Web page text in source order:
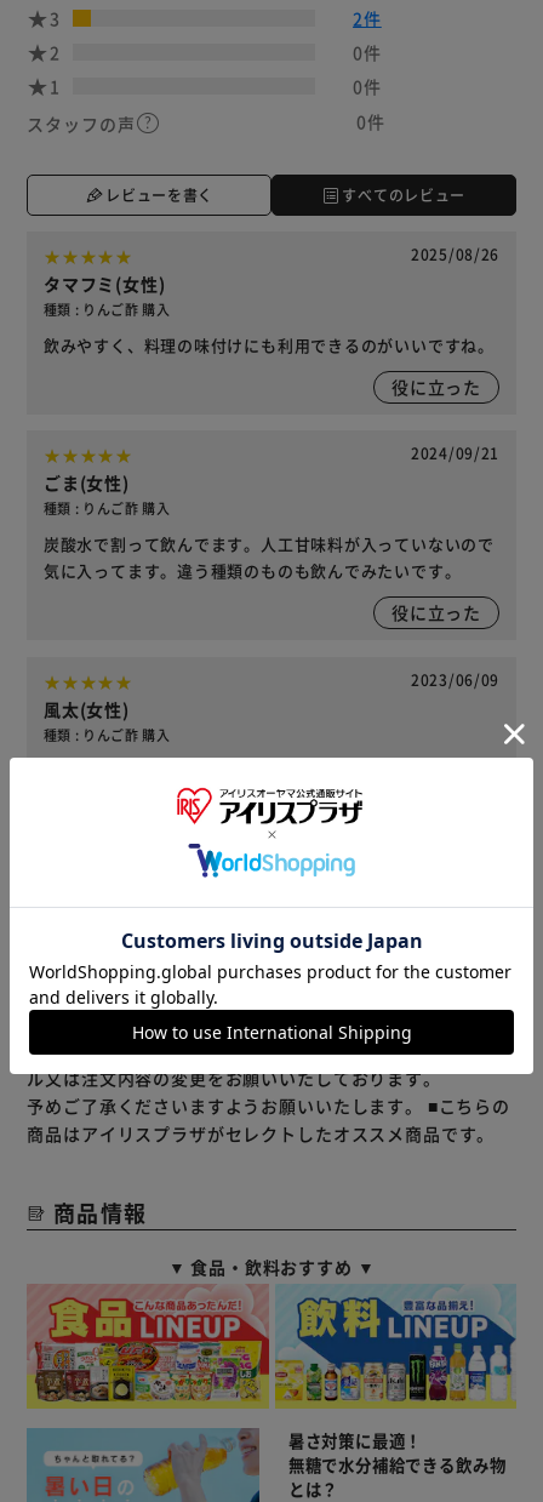
3
2件
2
0件
1
0件
スタッフの声
0件
レビューを書く すべてのレビュー
2025/08/26
タマフミ(女性)
種類 : りんご酢 購入
飲みやすく、料理の味付けにも利用できるのがいいですね。
役に立った
2024/09/21
ごま(女性)
種類 : りんご酢 購入
炭酸水で割って飲んでます。人工甘味料が入っていないので
気に入ってます。違う種類のものも飲んでみたいです。
役に立った
2023/06/09
風太(女性)
種類 : りんご酢 購入
レビューをもっと見る
※当商品はお取り寄せ品の為、在庫の確認及び商品のお届け
までお時間を頂く場合がございます。
また、商品がメーカーにて完売となっていた場合、キャンセ
ル又は注文内容の変更をお願いいたしております。
予めご了承くださいますようお願いいたします。 ■こちらの
商品はアイリスプラザがセレクトしたオススメ商品です。
商品情報
▼ 食品・飲料おすすめ ▼
暑さ対策に最適！
無糖で水分補給できる飲み物
とは？